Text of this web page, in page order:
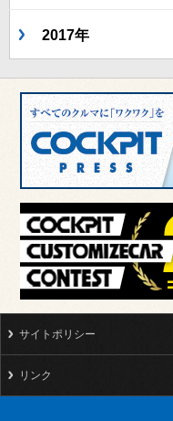
2017年
サイトポリシー
リンク